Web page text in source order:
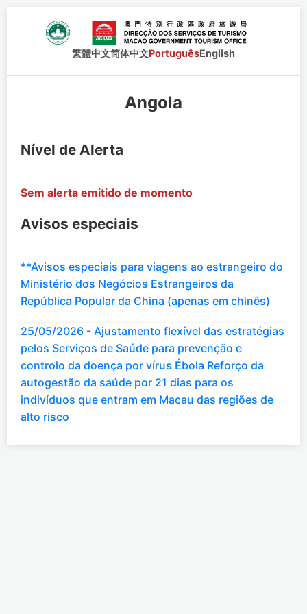
繁體中文简体中文PortuguêsEnglish
Angola
Nível de Alerta
Sem alerta emitido de momento
Avisos especiais
**Avisos especiais para viagens ao estrangeiro do
Ministério dos Negócios Estrangeiros da
República Popular da China (apenas em chinês)
25/05/2026 - Ajustamento flexível das estratégias
pelos Serviços de Saúde para prevenção e
controlo da doença por vírus Ébola Reforço da
autogestão da saúde por 21 dias para os
indivíduos que entram em Macau das regiões de
alto risco